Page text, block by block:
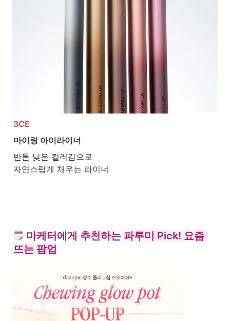
3CE
마이링 아이라이너
반톤 낮은 컬러감으로
자연스럽게 채우는 라이너
마케터에게 추천하는 파루미 Pick! 요즘
뜨는 팝업